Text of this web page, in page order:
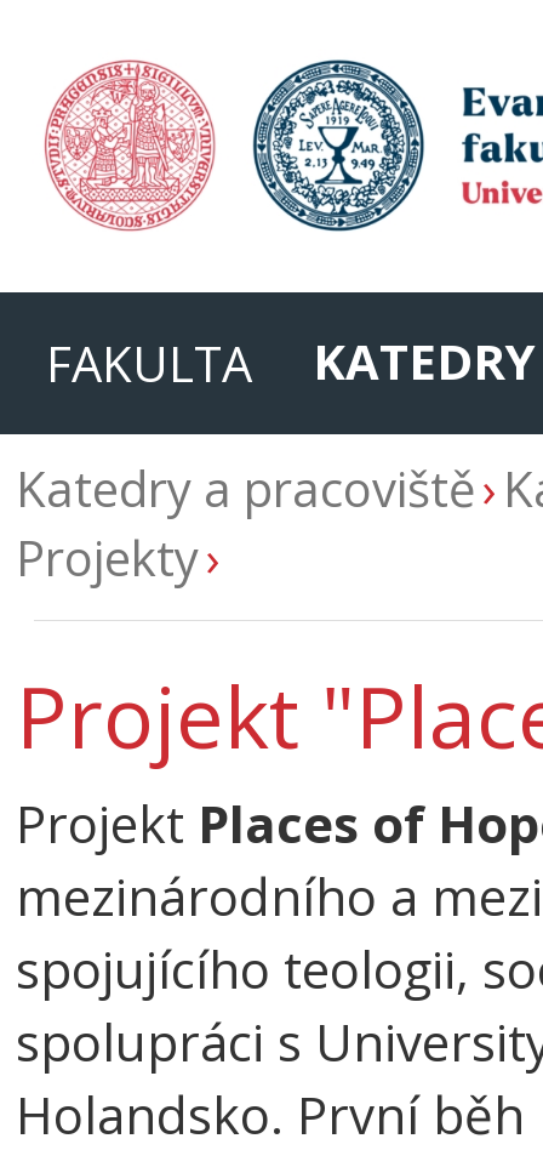
FAKULTA
Katedry a pracoviště
Projekty
Projekt
Projekt Places of
mezinárodního a
spojujícího teologii,
spolupráci s
Holandsko. První